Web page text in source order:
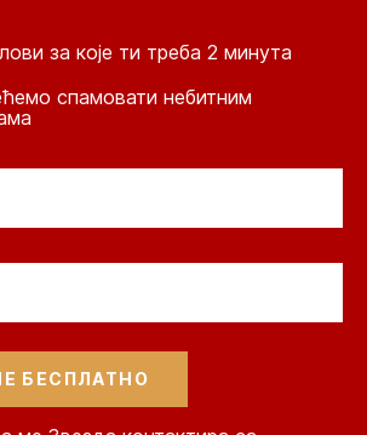
за које ти треба 2 минута
спамовати небитним